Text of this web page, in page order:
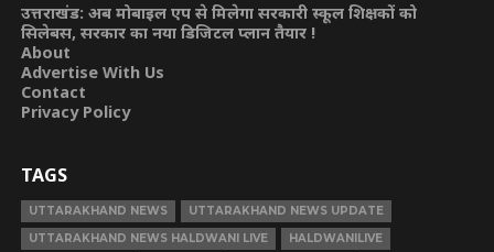
उत्तराखंड: अब मोबाइल एप से मिलेगा सरकारी स्कूल शिक्षकों को
सिलेबस, सरकार का नया डिजिटल प्लान तैयार !
About
Advertise With Us
Contact
Privacy Policy
TAGS
UTTARAKHAND NEWS
UTTARAKHAND NEWS UPDATE
UTTARAKHAND NEWS HALDWANI LIVE
HALDWANILIVE